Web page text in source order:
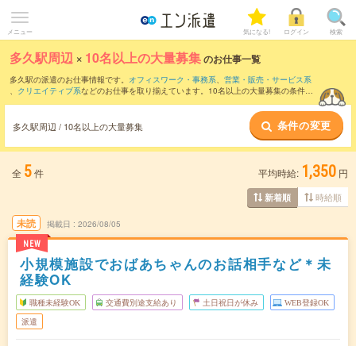
メニュー 気になる! ログイン 検索
多久駅周辺 × 10名以上の大量募集のお仕事一覧
多久駅の派遣のお仕事情報です。 オフィスワーク・事務系、 営業・販売・サービス系
、 クリエイティブ系などのお仕事を取り揃えています。10名以上の大量募集の条件の
多久駅周辺 / 10名以上の大量募集 条件の変更
全 5件 平均時給: 1,350 円
新着順 時給順
未読
NEW
掲載日 2026/08/05
小規模施設でおばあちゃんのお話相手など＊未
経験OK
職種未経験OK 交通費別途支給あり 土日祝日が休み WEB登録OK
派遣